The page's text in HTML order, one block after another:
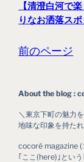
【清澄白河で
りなお洒落ス
前のページ
About the blog :
＼東京下町の魅力
地味な印象を持た
cocoré magazine (
｢ここ(here)｣とい